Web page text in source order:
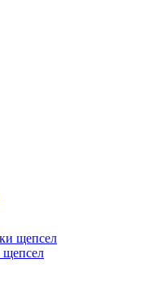
щепсел